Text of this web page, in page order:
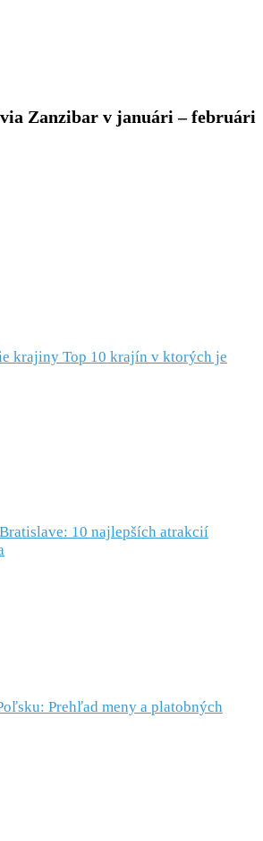
Zanzibar v januári – februári
krajiny Top 10 krajín v ktorých je
10 najlepších atrakcií
Prehľad meny a platobných